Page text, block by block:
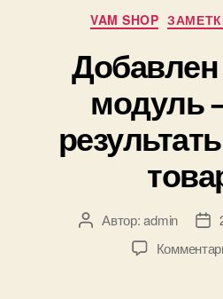
VAM SHOP
модуль
АвторАвтор:admin